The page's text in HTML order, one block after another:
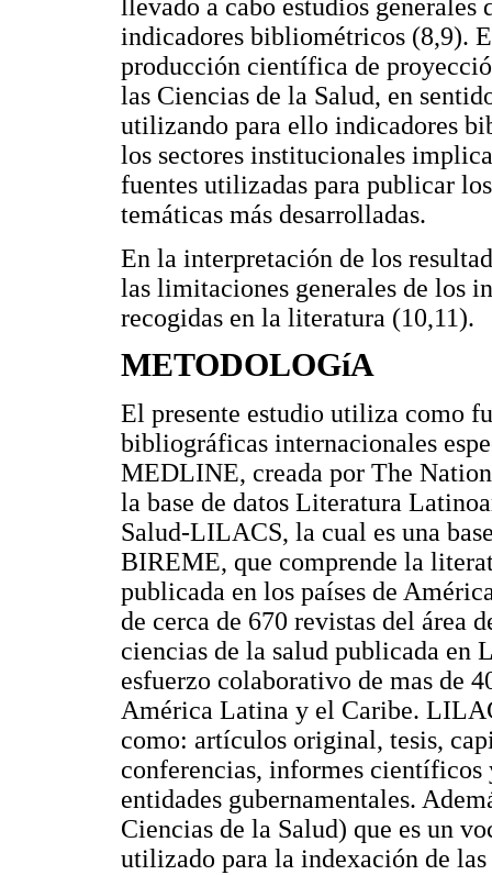
llevado a cabo estudios
indicadores bibliométricos (8,9).
producción científica de
las Ciencias de la Salud, en
utilizando para ello indicadores
los sectores institucionales
fuentes utilizadas para publicar
temáticas más desarrolladas.
En la interpretación de los
las limitaciones generales de los
recogidas en la literatura (10,11).
METODOLOGíA
El presente estudio utiliza como
bibliográficas internacionales
MEDLINE, creada por The
la base de datos Literatura
Salud-LILACS, la cual es una
BIREME, que comprende la
publicada en los países de
de cerca de 670 revistas del área
ciencias de la salud publicada en
esfuerzo colaborativo de mas de
América Latina y el Caribe.
como: artículos original, tesis,
conferencias, informes
entidades gubernamentales.
Ciencias de la Salud) que es un
utilizado para la indexación de